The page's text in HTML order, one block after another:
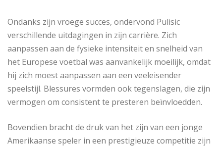
Ondanks zijn vroege succes, ondervond Pulisic
verschillende uitdagingen in zijn carrière. Zich
aanpassen aan de fysieke intensiteit en snelheid van
het Europese voetbal was aanvankelijk moeilijk, omdat
hij zich moest aanpassen aan een veeleisender
speelstijl. Blessures vormden ook tegenslagen, die zijn
vermogen om consistent te presteren beïnvloedden.
Bovendien bracht de druk van het zijn van een jonge
Amerikaanse speler in een prestigieuze competitie zijn